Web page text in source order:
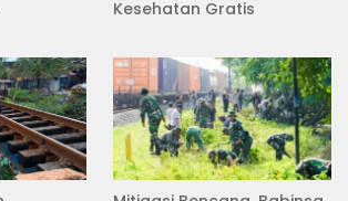
Kesehatan Gratis